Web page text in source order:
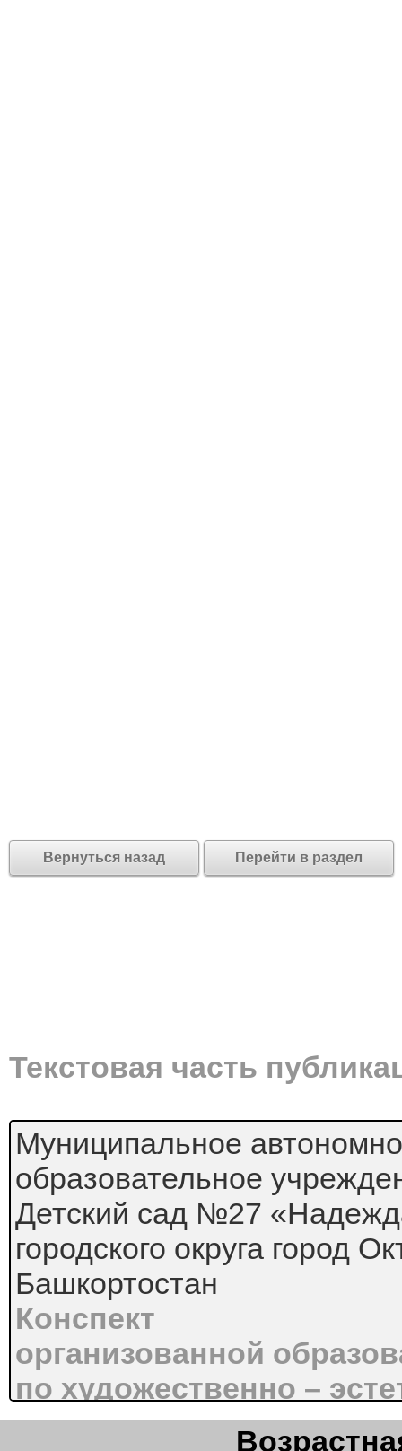
Вернуться назад Перейти в раздел
Текстовая часть
Муниципальное
образовательное
Детский сад №27
городского округа город
Башкортостан
Конспект
организованной
по художественно –
(аппликация)